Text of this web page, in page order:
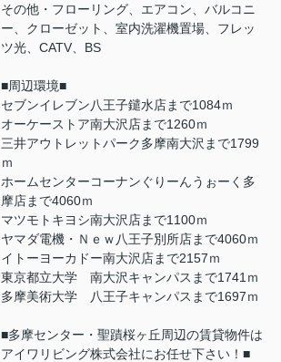
その他・フローリング、エアコン、バルコニ
ー、クローゼット、室内洗濯機置場、フレッ
ツ光、CATV、BS
■周辺環境■
セブンイレブン八王子鑓水店まで1084ｍ
オーケーストア南大沢店まで1260ｍ
三井アウトレットパーク多摩南大沢まで1799
ｍ
ホームセンターコーナンぐりーんうぉーく多
摩店まで4060ｍ
マツモトキヨシ南大沢店まで1100ｍ
ヤマダ電機・Ｎｅｗ八王子別所店まで4060ｍ
イトーヨーカドー南大沢店まで2157ｍ
東京都立大学 南大沢キャンパスまで1741ｍ
多摩美術大学 八王子キャンパスまで1697ｍ
■多摩センター・聖蹟桜ヶ丘周辺の賃貸物件は
アイワリビング株式会社にお任せ下さい！■